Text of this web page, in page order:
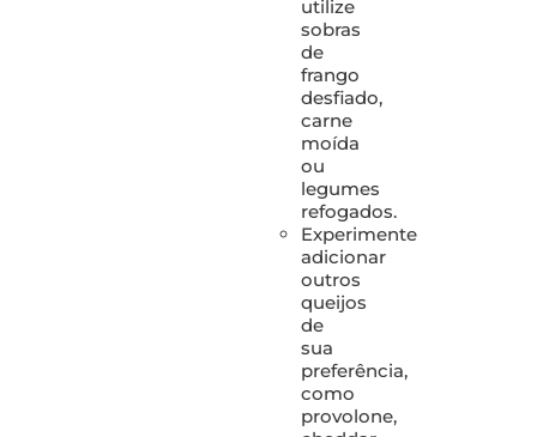
utilize
sobras
de
frango
desfiado,
carne
moída
ou
legumes
refogados.
Experimente
adicionar
outros
queijos
de
sua
preferência,
como
provolone,